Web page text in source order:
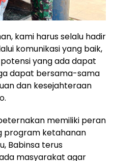
kami harus selalu hadir
komunikasi yang baik,
yang ada dapat
dapat bersama-sama
dan kesejahteraan
memiliki peran
program ketahanan
Babinsa terus
masyarakat agar